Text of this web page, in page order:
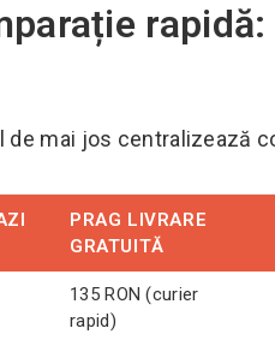
de mai jos centralizează
PRAG LIVRARE
GRATUITĂ
135 RON (curier
rapid)